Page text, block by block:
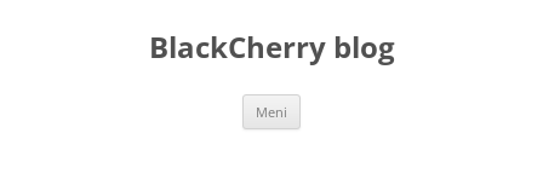
BlackCherry blog
Meni